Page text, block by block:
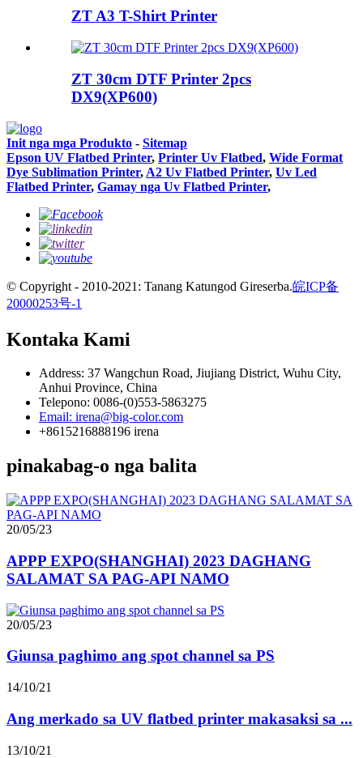
ZT A3 T-Shirt Printer
ZT 30cm DTF Printer 2pcs
DX9(XP600)
Init nga mga Produkto - Sitemap
Epson UV Flatbed Printer, Printer Uv Flatbed, Wide Format
Dye Sublimation Printer, A2 Uv Flatbed Printer, Uv Led
Flatbed Printer, Gamay nga Uv Flatbed Printer,
© Copyright - 2010-2021: Tanang Katungod Gireserba.皖ICP备
20000253号-1
Kontaka Kami
Address: 37 Wangchun Road, Jiujiang District, Wuhu City,
Anhui Province, China
Telepono: 0086-(0)553-5863275
Email: irena@big-color.com
+8615216888196 irena
pinakabag-o nga balita
20/05/23
APPP EXPO(SHANGHAI) 2023 DAGHANG
SALAMAT SA PAG-API NAMO
20/05/23
Giunsa paghimo ang spot channel sa PS
14/10/21
Ang merkado sa UV flatbed printer makasaksi sa ...
13/10/21